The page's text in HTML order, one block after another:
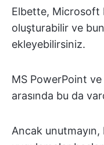
Elbette, Microsoft
oluşturabilir ve
ekleyebilirsiniz.
MS PowerPoint
arasında bu da
Ancak